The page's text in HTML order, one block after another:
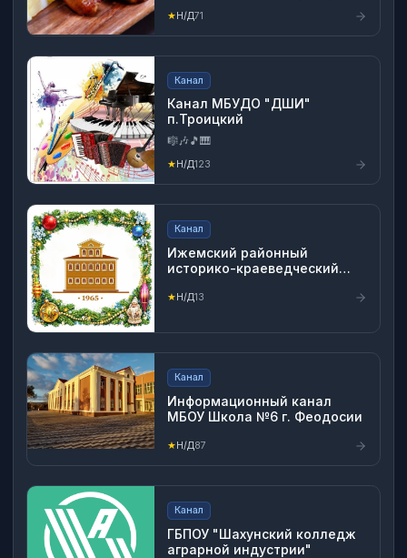
со всего мира
★Н/Д71
Канал
Канал МБУДО "ДШИ"
п.Троицкий
🎼🎶🎵🎹
★Н/Д123
Канал
Ижемский районный
историко-краеведческий
★Н/Д13
Канал
Информационный канал
МБОУ Школа №6 г. Феодосии
★Н/Д87
Канал
ГБПОУ "Шахунский колледж
аграрной индустрии"